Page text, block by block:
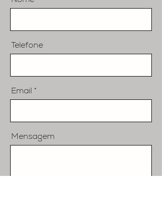
Telefone
Email
Mensagem